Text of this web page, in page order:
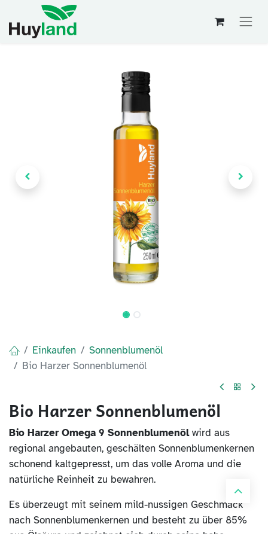
Einkaufen
Sonnenblumenöl
Bio Harzer Sonnenblumenöl
Bio Harzer Sonnenblumenöl
Bio Harzer Omega 9 Sonnenblumenölwird aus
regional angebauten, geschälten Sonnenblumenkernen
schonend kaltgepresst, um das volle Aroma und die
natürliche Reinheit zu bewahren.
Es überzeugt mit seinem mild-nussigen Geschmack
nach Sonnenblumenkernen und besteht zu über 85%